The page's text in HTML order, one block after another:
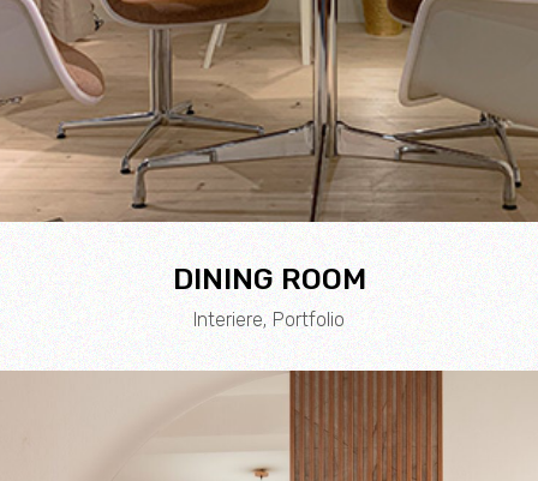
DINING ROOM
Interiere Portfolio